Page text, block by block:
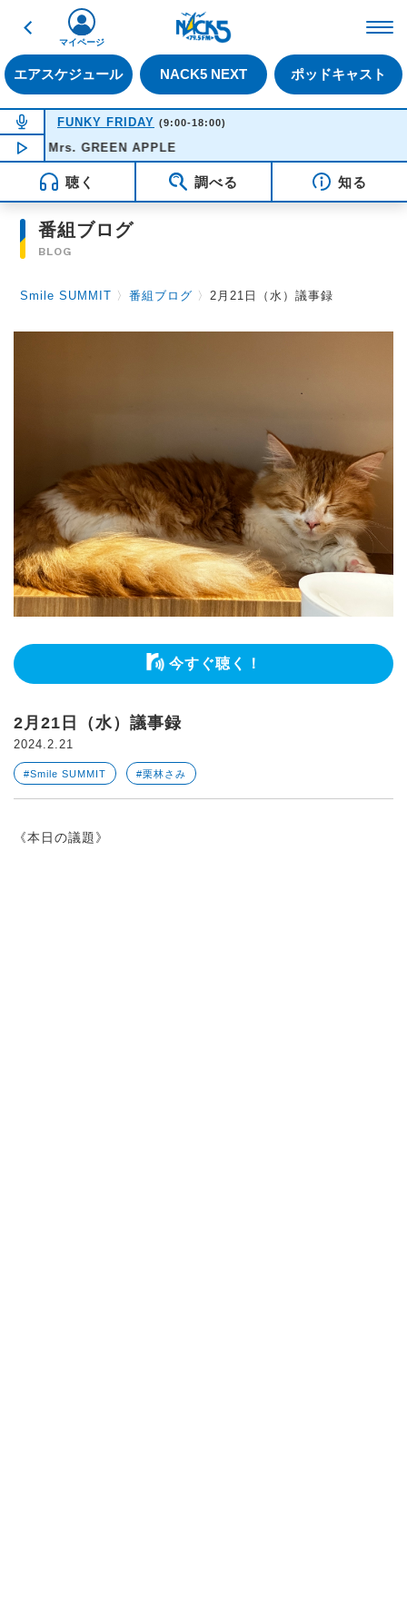
戻る
エアスケジュール NACK5 NEXT ポッドキャスト
マイページ
NOW ON AIR
FUNKY FRIDAY (9:00-18:00)
NOW PLAYING10:08
- Mrs. GREEN APPLE
聴く 調べる 知る
番組ブログ
BLOG
Smile SUMMIT 〉番組ブログ 〉2月21日（水）議事録
今すぐ聴く！
2月21日（水）議事録
2024.2.21
#Smile SUMMIT #栗林さみ
《本日の議題》